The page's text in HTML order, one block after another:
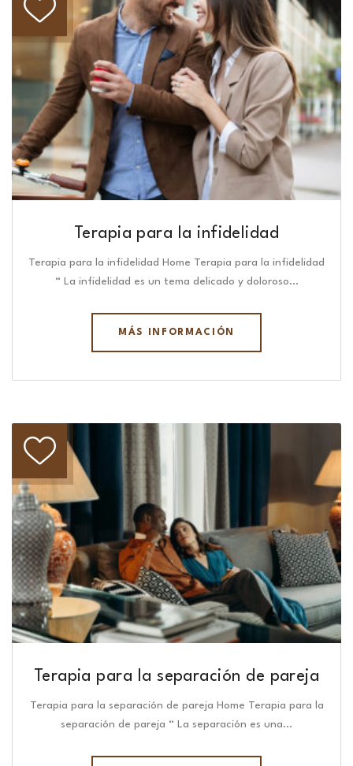
Terapia para la infidelidad
Terapia para la infidelidad Home Terapia para la infidelidad
“ La infidelidad es un tema delicado y doloroso…
MÁS INFORMACIÓN
Terapia para la separación de pareja
Terapia para la separación de pareja Home Terapia para la
separación de pareja “ La separación es una…